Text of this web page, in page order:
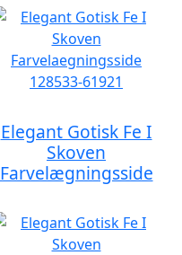
Elegant Gotisk Fe I
Skoven
Farvelægningsside